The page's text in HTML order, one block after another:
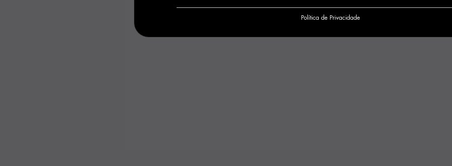
Política de Privacidade